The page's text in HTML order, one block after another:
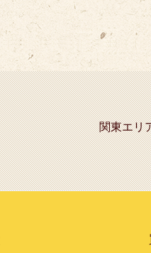
関東エリ